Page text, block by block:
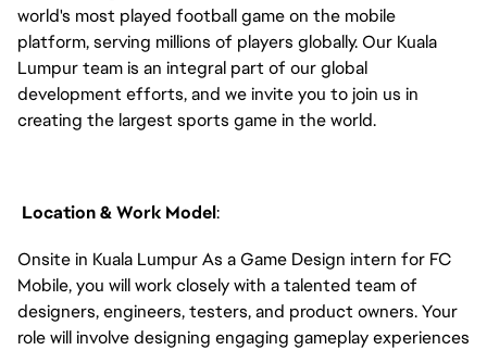
world's most played football game on the mobile
platform, serving millions of players globally. Our Kuala
Lumpur team is an integral part of our global
development efforts, and we invite you to join us in
creating the largest sports game in the world.
Location & Work Model:
Onsite in Kuala Lumpur As a Game Design intern for FC
Mobile, you will work closely with a talented team of
designers, engineers, testers, and product owners. Your
role will involve designing engaging gameplay experiences